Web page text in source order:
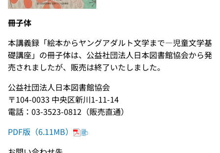
冊子体
本講義録「絵本からヤングアダルト文学まで―児童文学基
礎講座」の冊子体は、公益社団法人日本図書館協会から発
売されましたが、販売は終了いたしました。
公益社団法人日本図書館協会
〒104-0033 中央区新川1-11-14
電話：03-3523-0812（販売直通）
PDF版（6.11MB）